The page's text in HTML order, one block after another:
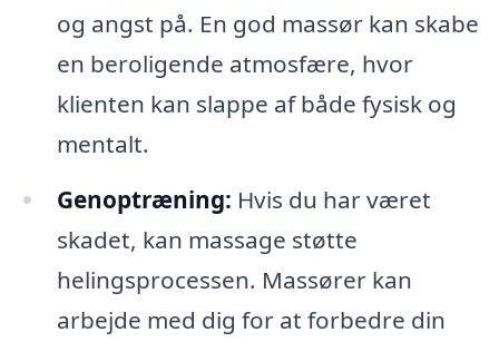
og angst på. En god massør kan skabe
en beroligende atmosfære, hvor
klienten kan slappe af både fysisk og
mentalt.
Genoptræning: Hvis du har været
skadet, kan massage støtte
helingsprocessen. Massører kan
arbejde med dig for at forbedre din